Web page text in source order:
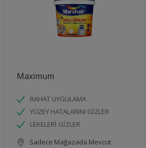
Maximum
RAHAT UYGULAMA
YÜZEY HATALARINI GİZLER
LEKELERİ GİZLER
Sadece Mağazada Mevcut